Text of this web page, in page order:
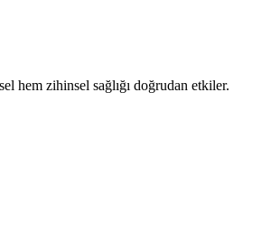
hem zihinsel sağlığı doğrudan etkiler.